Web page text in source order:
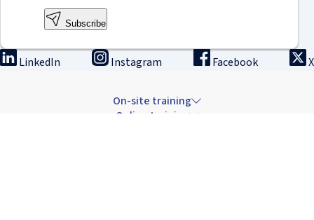
Subscribe
LinkedIn Instagram Facebook X
On-site training
Online training